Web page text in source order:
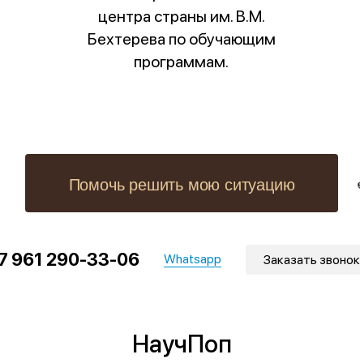
центра страны им. В.М.
Бехтерева по обучающим
программам.
Помочь решить мою ситуацию
961 290-33-06 Whatsapp Заказать звонок
НаучПоп